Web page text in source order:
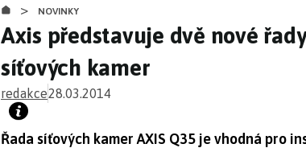
> NOVINKY
Axis představuje dvě nové
síťových kamer
redakce28.03.2014
Řada síťových kamer AXIS Q35 je vhodná pro